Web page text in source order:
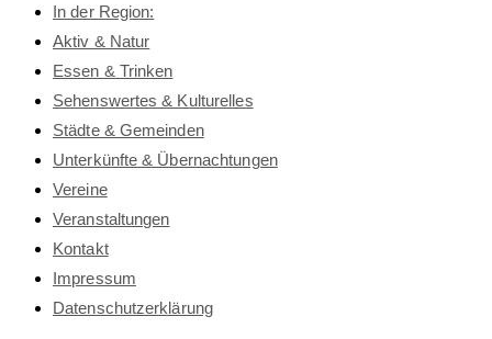
In der Region:
Aktiv & Natur
Essen & Trinken
Sehenswertes & Kulturelles
Städte & Gemeinden
Unterkünfte & Übernachtungen
Vereine
Veranstaltungen
Kontakt
Impressum
Datenschutz­erklärung